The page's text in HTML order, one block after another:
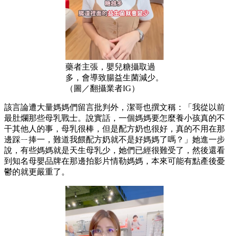
藥者主張，嬰兒糖攝取過
多，會導致腸益生菌減少。
（圖／翻攝業者IG）
該言論遭大量媽媽們留言批判外，潔哥也撰文稱：「我從以前
最肚爛那些母乳戰士。說實話，一個媽媽要怎麼養小孩真的不
干其他人的事，母乳很棒，但是配方奶也很好，真的不用在那
邊踩ㄧ捧一，難道我餵配方奶就不是好媽媽了嗎？」她進一步
說，有些媽媽就是天生母乳少，她們已經很難受了，然後還看
到知名母嬰品牌在那邊拍影片情勒媽媽，本來可能有點產後憂
鬱的就更嚴重了。